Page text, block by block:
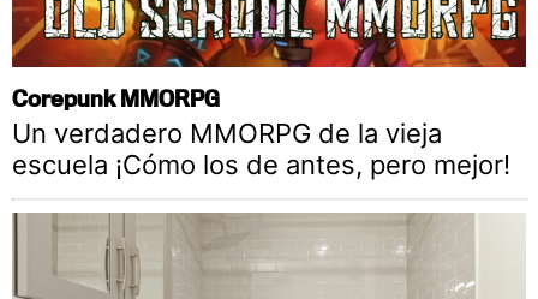
Corepunk MMORPG
Un verdadero MMORPG de la vieja
escuela ¡Cómo los de antes, pero mejor!